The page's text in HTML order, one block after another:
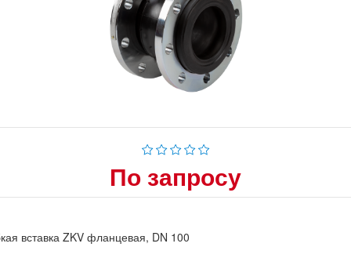
По запросу
вставка ZKV фланцевая, DN 100